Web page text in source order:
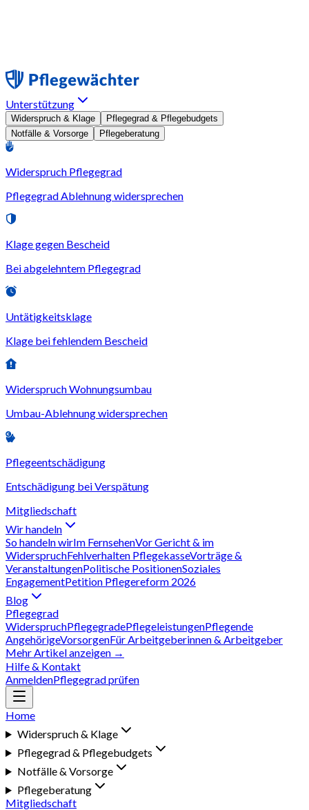
Unterstützung
Widerspruch & Klage
Pflegegrad & Pflegebudgets
Notfälle & Vorsorge
Pflegeberatung
Widerspruch Pflegegrad
Pflegegrad Ablehnung widersprechen
Klage gegen Bescheid
Bei abgelehntem Pflegegrad
Untätigkeitsklage
Klage bei fehlendem Bescheid
Widerspruch Wohnungsumbau
Umbau-Ablehnung widersprechen
Pflegeentschädigung
Entschädigung bei Verspätung
Mitgliedschaft
Wir handeln
So handeln wirIm FernsehenVor Gericht & im
WiderspruchFehlverhalten PflegekasseVorträge &
VeranstaltungenPolitische PositionenSoziales
EngagementPetition Pflegereform 2026
Blog
Pflegegrad
WiderspruchPflegegradePflegeleistungenPflegende
AngehörigeVorsorgenFür Arbeitgeberinnen & Arbeitgeber
Mehr Artikel anzeigen →
Hilfe & Kontakt
AnmeldenPflegegrad prüfen
Home
Widerspruch & Klage
Pflegegrad & Pflegebudgets
Notfälle & Vorsorge
Pflegeberatung
Mitgliedschaft